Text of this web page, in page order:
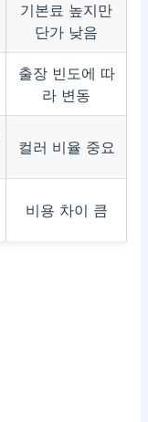
기본료 높지만
단가 낮음
출장 빈도에 따
라 변동
컬러 비율 중요
비용 차이 큼